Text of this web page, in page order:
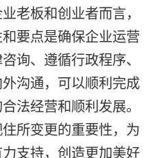
老板和创业者而言，
要点是确保企业运营
询、遵循行政程序、
沟通，可以顺利完成
法经营和顺利发展。
所变更的重要性，为
支持，创造更加美好